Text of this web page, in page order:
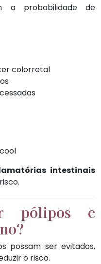
a probabilidade de
colorretal
intestinais
pólipos e
possam ser evitados,
o risco.